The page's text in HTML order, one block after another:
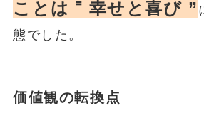
ことは ⁼ 幸せと喜び ”
態でした。
価値観の転換点